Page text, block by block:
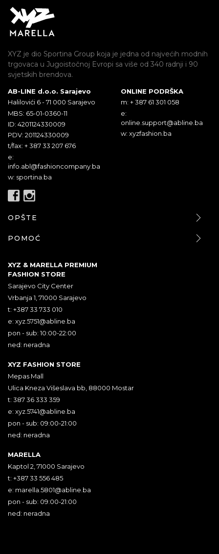
XYZ je dio Sportina Group koja je jedna od najvećih modnih
trgovaca u Jugoistočnoj Evropi sa više od 340 radnji i 90
svjetskih brendova.
AB-LINE d.o.o. Sarajevo
Halilovići 6 - 71 000 Sarajevo
MBS: 65-01-0360-11
ID: 4201124330009
PDV: 201124330009
t/fax: + 387 33 207 676
e:
info.abl@fashioncompany.ba
w: sportina.ba
ONLINE PODRŠKA
m: + 387 61 301 058
e:
online.support@abline.ba
w: xyzfashion.ba
OPŠTE
POMOĆ
XYZ & MARELLA PREMIUM
FASHION STORE
Sarajevo City Center
Vrbanja 1, 71000 Sarajevo
t: +387 33 733 010
e: xyz.5751@abline.ba
pon - sub: 10:00-22:00
ned: neradna
XYZ FASHION STORE
Mepas Mall
Ulica Kneza Višeslava bb, 88000 Mostar
t: 387 36 333 359
e: xyz.5741@abline.ba
pon - sub: 09:00-21:00
ned: neradna
MARELLA
Kaptol 2, 71000 Sarajevo
t: +387 33 556 485
e: marella.5801@abline.ba
pon - sub: 09:00-21:00
ned: neradna